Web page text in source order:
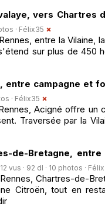
vers Chartres
· Félix35
entre la Vilaine,
sur plus de 450
entre campagne et
· Félix35
Acigné offre un
Traversée par la
de-Bretagne,
vus · 92 dl · 10 photos ·
Chartres-de-
Citroën, tout en